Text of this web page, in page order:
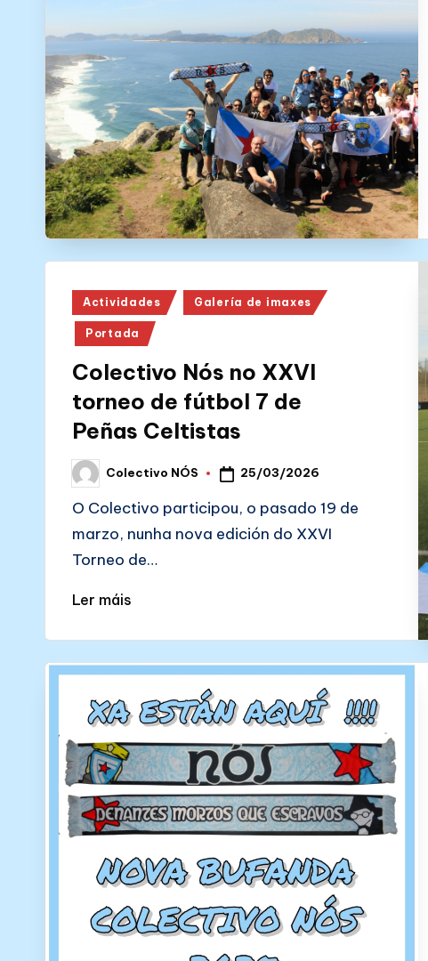
Posted
in
Actividades Galería de imaxes
Portada
Colectivo Nós no XXVI
torneo de fútbol 7 de
Peñas Celtistas
Posted
by
Colectivo NÓS 25/03/2026
O Colectivo participou, o pasado 19 de
marzo, nunha nova edición do XXVI
Torneo de…
Ler máis